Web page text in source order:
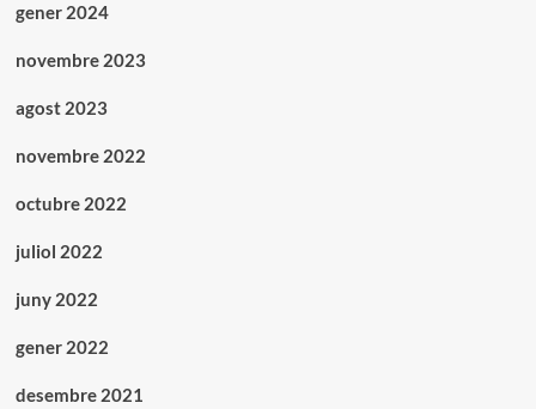
gener 2024
novembre 2023
agost 2023
novembre 2022
octubre 2022
juliol 2022
juny 2022
gener 2022
desembre 2021